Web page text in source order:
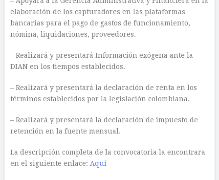
elaboración de los capturadores en las plataformas
bancarias para el pago de gastos de funcionamiento,
nómina, liquidaciones, proveedores.
– Realizará y presentará Información exógena ante la
DIAN en los tiempos establecidos.
– Realizará y presentará la declaración de renta en los
términos establecidos por la legislación colombiana.
– Realizará y presentará la declaración de impuesto de
retención en la fuente mensual.
La descripción completa de la convocatoria la encontrara
en el siguiente enlace: Aquí